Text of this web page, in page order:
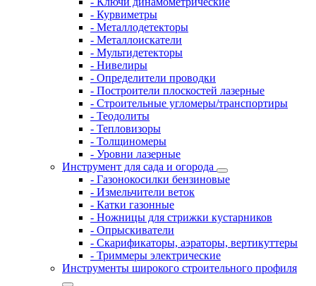
- Курвиметры
- Металлодетекторы
- Металлоискатели
- Мультидетекторы
- Нивелиры
- Определители проводки
- Построители плоскостей лазерные
- Строительные угломеры/транспортиры
- Теодолиты
- Тепловизоры
- Толщиномеры
- Уровни лазерные
Инструмент для сада и огорода
- Газонокосилки бензиновые
- Измельчители веток
- Катки газонные
- Ножницы для стрижки кустарников
- Опрыскиватели
- Скарификаторы, аэраторы, вертикуттеры
- Триммеры электрические
Инструменты широкого строительного профиля